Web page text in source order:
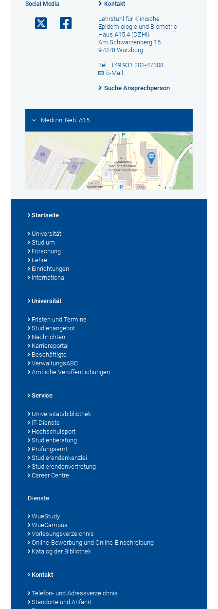
Social Media Kontakt
Lehrstuhl für Klinische
Epidemiologie und Biometrie
Haus A15.4 (DZHI)
Am Schwarzenberg 15
97078 Würzburg
Tel.: +49 931 201-47308
E-Mail
Suche Ansprechperson
Medizin, Geb. A15
Startseite
Universität
Studium
Forschung
Lehre
Einrichtungen
International
Universität
Fristen und Termine
Studienangebot
Nachrichten
Karriereportal
Beschäftigte
VerwaltungsABC
Amtliche Veröffentlichungen
Service
Universitätsbibliothek
IT-Dienste
Hochschulsport
Studienberatung
Prüfungsamt
Studierendenkanzlei
Studierendenvertretung
Career Centre
Dienste
WueStudy
WueCampus
Vorlesungsverzeichnis
Online-Bewerbung und Online-Einschreibung
Katalog der Bibliothek
Kontakt
Telefon- und Adressverzeichnis
Standorte und Anfahrt